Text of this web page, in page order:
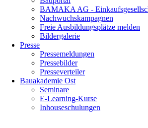
BAMAKA AG -
Nachwuchskampagnen
Freie Ausbildungsplätze melden
Bildergalerie
Presse
Pressemeldungen
Pressebilder
Presseverteiler
Bauakademie Ost
Seminare
E-Learning-Kurse
Inhouseschulungen